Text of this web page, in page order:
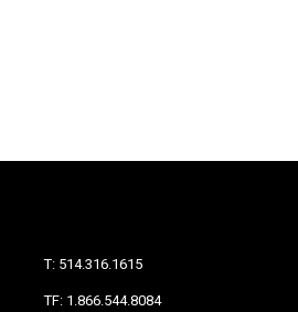
T: 514.316.1615
TF: 1.866.544.8084